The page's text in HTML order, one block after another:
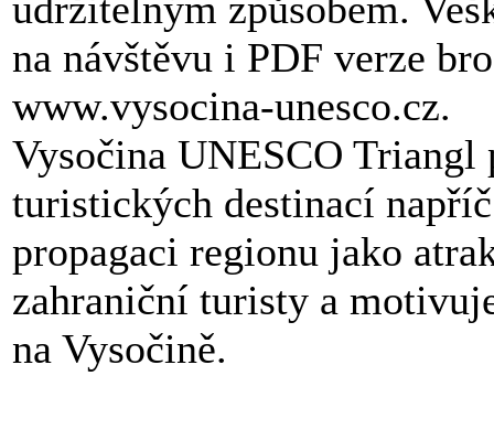
na návštěvu i PDF verze
www.vysocina-unesco.cz.
Vysočina UNESCO
turistických destinací
propagaci regionu jako
zahraniční turisty a
na Vysočině.